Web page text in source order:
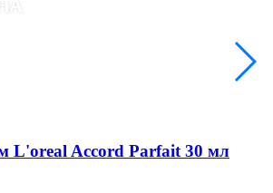
L'oreal Accord Parfait 30 мл